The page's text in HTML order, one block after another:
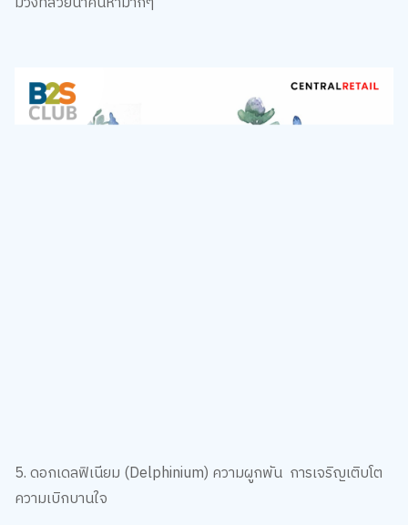
ความเบิกบานใจ